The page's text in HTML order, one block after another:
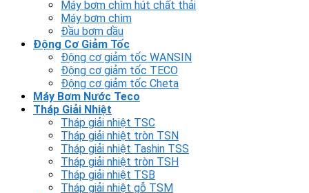
Máy bơm chìm hút chất thải
Máy bơm chìm
Đầu bơm dầu
Động Cơ Giảm Tốc
Động cơ giảm tốc WANSIN
Động cơ giảm tốc TECO
Động cơ giảm tốc Cheta
Máy Bơm Nước Teco
Tháp Giải Nhiệt
Tháp giải nhiệt TSC
Tháp giải nhiệt tròn TSN
Tháp giải nhiệt Tashin TSS
Tháp giải nhiệt tròn TSH
Tháp giải nhiệt TSB
Tháp giải nhiệt gỗ TSM